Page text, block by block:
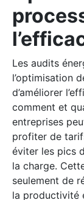
Les audits
l’optimisation
d’améliorer
comment et
entreprises
profiter de
éviter les pics
la charge.
seulement de
la productivité